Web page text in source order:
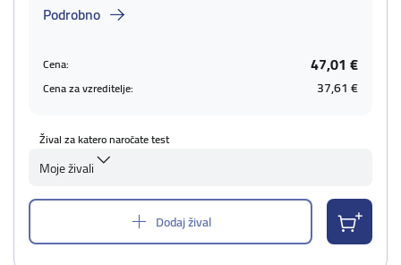
Podrobno
Cena: 47,01 €
Cena za vzreditelje: 37,61 €
Žival za katero naročate test
Moje živali
Dodaj žival